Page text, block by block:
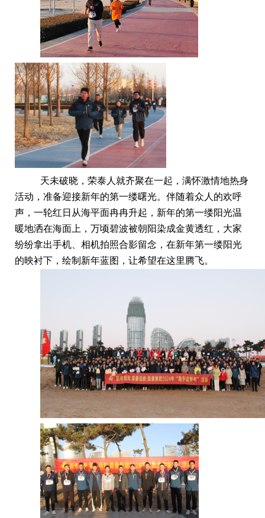
天未破晓， 荣泰人 就齐聚在一起，满怀激情地热身
活动 ，准备迎接新年的第一缕曙光。 伴随着众人的欢呼
声， 一轮红日从海平面冉冉升起， 新年的第一缕阳光温
暖地洒在海面上， 万顷碧波被朝阳染成金黄透红 ， 大家
纷纷拿出手机、相机拍照合影留念， 在新年第一缕阳光
的映衬下， 绘制 新年蓝图， 让希望在这里腾飞。